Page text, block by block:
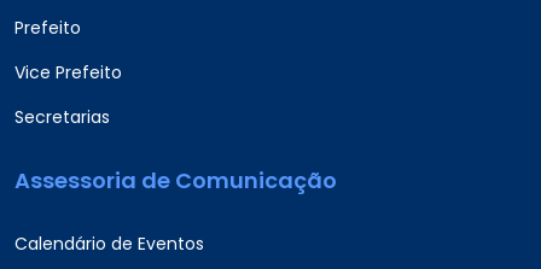
Prefeito
Vice Prefeito
Secretarias
Assessoria de Comunicação
Calendário de Eventos